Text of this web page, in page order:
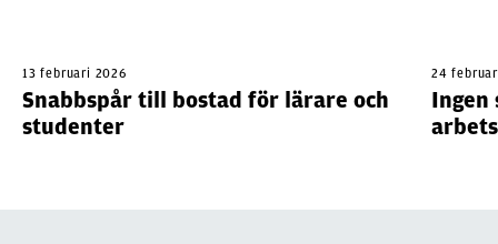
13 februari 2026
Snabbspår till bostad för lärare och
studenter
24
Ingen